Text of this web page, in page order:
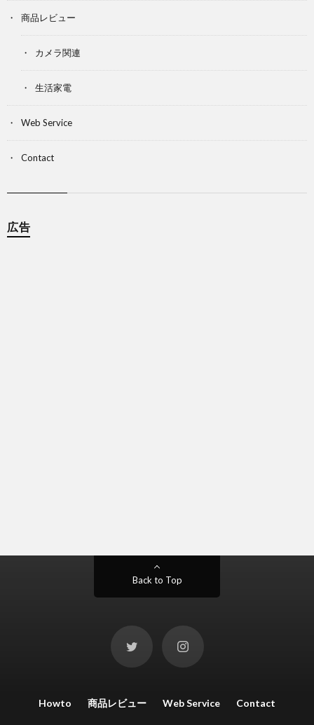
商品レビュー
カメラ関連
生活家電
Web Service
Contact
広告
Back to Top
Howto 商品レビュー Web Service Contact